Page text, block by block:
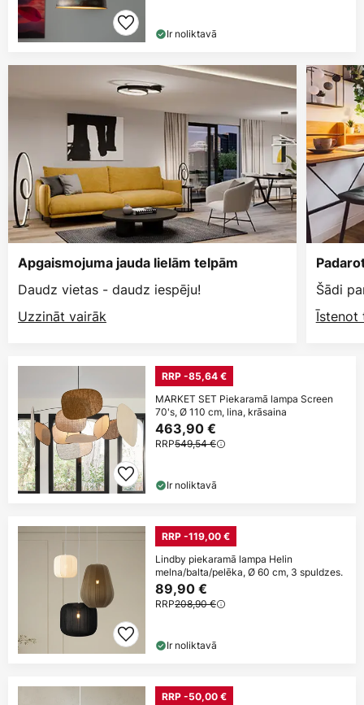
Ir noliktavā
Apgaismojuma jauda lielām telpām
Daudz vietas - daudz iespēju!
Uzzināt vairāk
Šādi
Īstenot
RRP -85,64 €
MARKET SET Piekaramā lampa Screen
70's, Ø 110 cm, lina, krāsaina
463,90 €
RRP549,54 €
Ir noliktavā
RRP -119,00 €
Lindby piekaramā lampa Helin
melna/balta/pelēka, Ø 60 cm, 3 spuldzes.
89,90 €
RRP208,90 €
Ir noliktavā
RRP -50,00 €